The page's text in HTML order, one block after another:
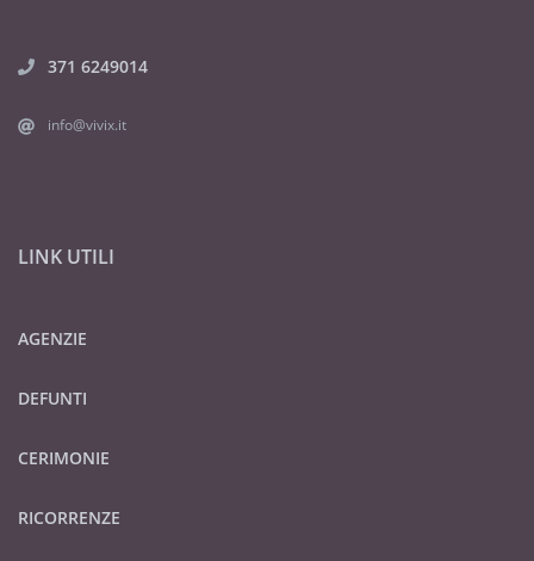
371 6249014
info@vivix.it
LINK UTILI
AGENZIE
DEFUNTI
CERIMONIE
RICORRENZE